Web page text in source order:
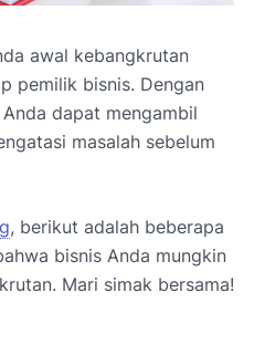
awal kebangkrutan
pemilik bisnis. Dengan
dapat mengambil
masalah sebelum
, berikut adalah beberapa
bisnis Anda mungkin
Mari simak bersama!